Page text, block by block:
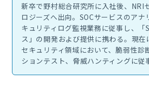
新卒で野村総合研究所に入社後、NRI
ロジーズへ出向。SOCサービスのアナ
キュリティログ監視業務に従事し、「
ス」の開発および提供に携わる。現在
セキュリティ領域において、脆弱性診
ションテスト、脅威ハンティングに従